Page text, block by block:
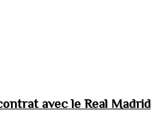
avec le Real Madrid